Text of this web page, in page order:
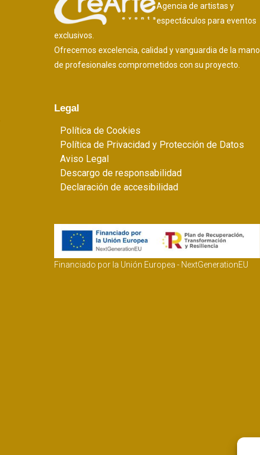
Agencia de artistas y
espectáculos para eventos
exclusivos.
Ofrecemos excelencia, calidad y vanguardia de la mano
de profesionales comprometidos con su proyecto.
Legal
Política de Cookies
Política de Privacidad y Protección de Datos
Aviso Legal
Descargo de responsabilidad
Declaración de accesibilidad
Financiado por la Unión Europea - NextGenerationEU